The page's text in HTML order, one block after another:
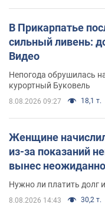
В Прикарпатье
сильный ливень:
Видео
Непогода обрушилась
курортный Буковель
8.08.2026 09:27 18,1 т.
Женщине
из-за показаний
вынес
Нужно ли платить долг
8.08.2026 14:43 30,2 т.